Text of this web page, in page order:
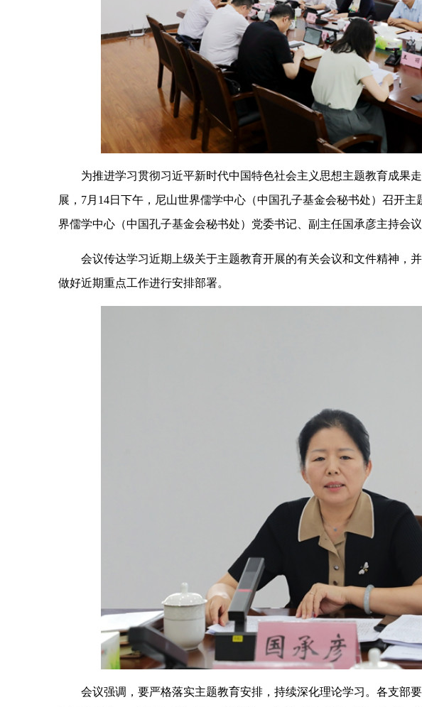
为推进学习贯彻习近平新时代中国特色社会主义思想主题教育成果
展，7月14日下午，尼山世界儒学中心（中国孔子基金会秘书处）召开
界儒学中心（中国孔子基金会秘书处）党委书记、副主任国承彦主持会议
会议传达学习近期上级关于主题教育开展的有关会议和文件精神，
做好近期重点工作进行安排部署。
会议强调，要严格落实主题教育安排，持续深化理论学习。各支部